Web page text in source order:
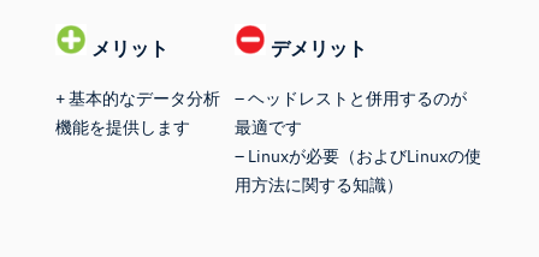
メリット
+ 基本的なデータ分析
機能を提供します
デメリット
– ヘッドレストと併用するのが
最適です
– Linuxが必要（およびLinuxの使
用方法に関する知識）